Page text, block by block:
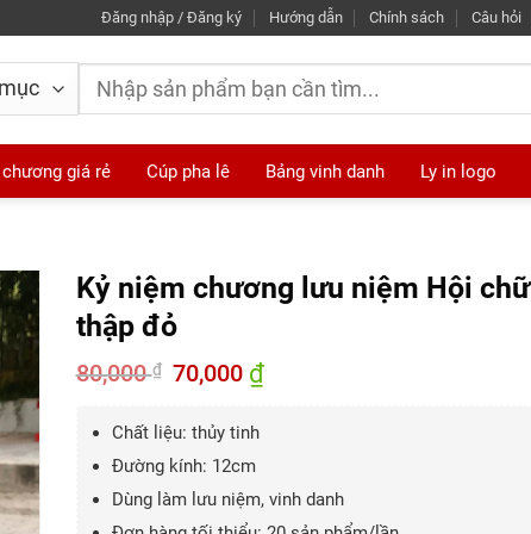
Đăng nhập / Đăng ký Hướng dẫn Chính sách Câu hỏi
Tìm
kiếm:
giá rẻ Cúp pha lê Bảng vinh danh Ly in logo
Kỷ niệm chương lưu niệm Hội chữ
thập đỏ
80,000₫ Giá
gốc
70,000 ₫Giá
hiện
Chất liệu: thủy tinh
Đường kính: 12cm
Dùng làm lưu niệm, vinh danh